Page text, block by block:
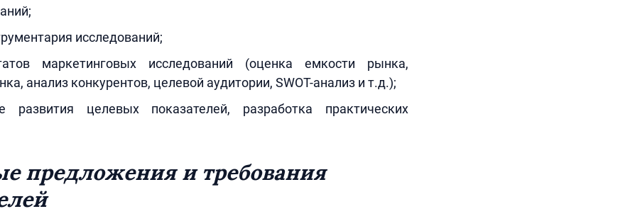
исследований;
маркетинговых исследований (оценка емкости рынка,
анализ конкурентов, целевой аудитории, SWOT-анализ и т.д.);
развития целевых показателей, разработка практических
предложения и требования